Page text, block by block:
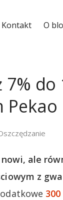
Kontakt O
do
Pekao
ale
z